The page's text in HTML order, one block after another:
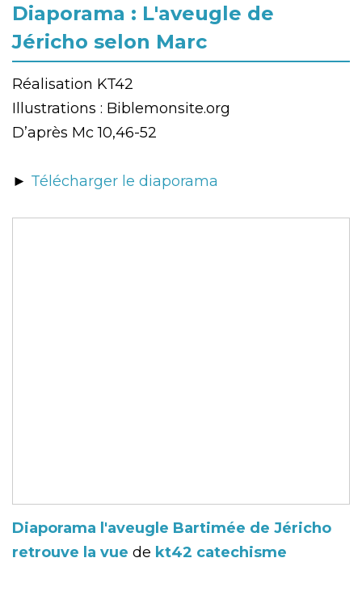
Diaporama : L'aveugle de
Jéricho selon Marc
Réalisation KT42
Illustrations : Biblemonsite.org
D’après Mc 10,46-52
► Télécharger le diaporama
Diaporama l'aveugle Bartimée de Jéricho
retrouve la vue de kt42 catechisme